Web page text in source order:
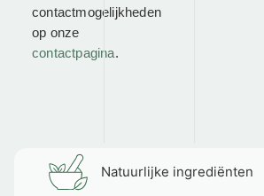
contactmogelijkheden
op onze
contactpagina.
Natuurlijke ingrediënten